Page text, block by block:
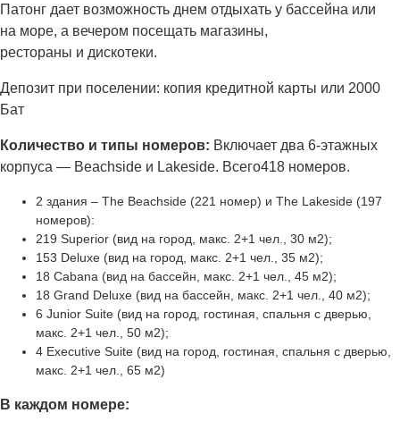
Патонг дает возможность днем отдыхать у бассейна или
на море, а вечером посещать магазины,
рестораны и дискотеки.
Депозит при поселении: копия кредитной карты или 2000
Бат
Количество и типы номеров: Включает два 6-этажных
корпуса — Beachside и Lakeside. Всего418 номеров.
2 здания – The Beachside (221 номер) и The Lakeside (197
номеров):
219 Superior (вид на город, макс. 2+1 чел., 30 м2);
153 Deluxe (вид на город, макс. 2+1 чел., 35 м2);
18 Cabana (вид на бассейн, макс. 2+1 чел., 45 м2);
18 Grand Deluxe (вид на бассейн, макс. 2+1 чел., 40 м2);
6 Junior Suite (вид на город, гостиная, спальня с дверью,
макс. 2+1 чел., 50 м2);
4 Executive Suite (вид на город, гостиная, спальня с дверью,
макс. 2+1 чел., 65 м2)
В каждом номере: